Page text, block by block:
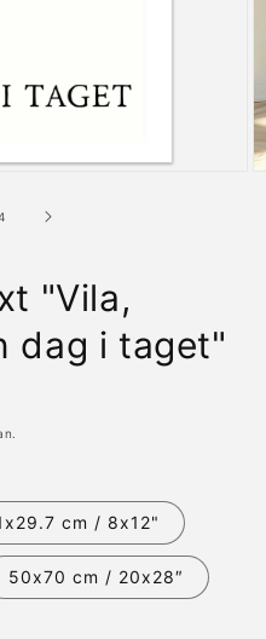
"Vila,
dag i taget"
cm / 8x12"
50x70 cm / 20x28″